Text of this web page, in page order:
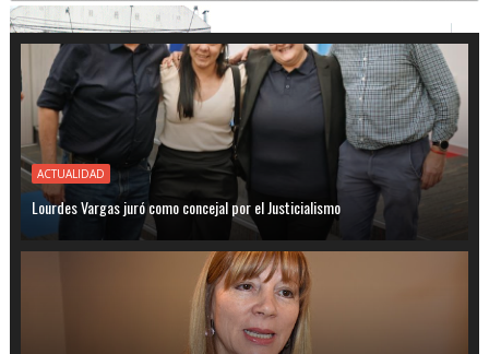
ACTUALIDAD
Lourdes Vargas juró como concejal por el Justicialismo